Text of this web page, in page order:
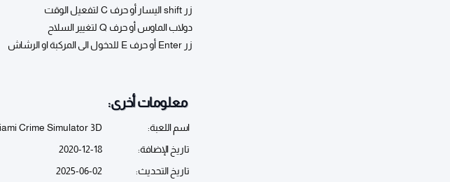
زر shift اليسار أو حرف C لتفعيل الوقت
دولاب الماوس أو حرف Q لتغيير السلاح
زر Enter أو حرف E للدخول الى المركبة او الرشاش
معلومات أخرى:
اسم اللعبة:
Crime Simulator 3D
تاريخ الإضافة:
2020-12-18
تاريخ التحديث:
2025-06-02